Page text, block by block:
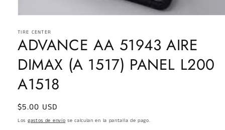
multimedia
en
ventana
modal
TIRE CENTER
ADVANCE AA 51943 AIRE
DIMAX (A 1517) PANEL L200
A1518
Precio
habitual
$5.00 USD
Los gastos de envío se calculan en la pantalla de pago.